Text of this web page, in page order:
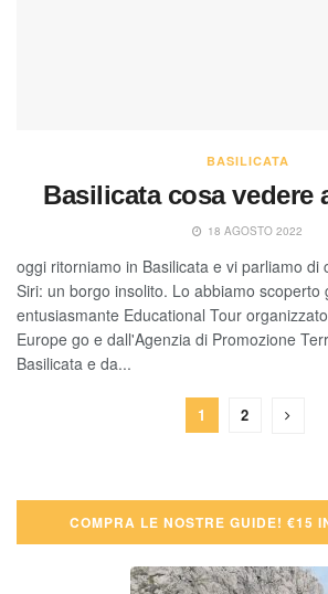
BASILICATA
Basilicata cosa vedere
18 AGOSTO 2022
oggi ritorniamo in Basilicata e vi parliamo di
Siri: un borgo insolito. Lo abbiamo scoperto
entusiasmante Educational Tour
Europe go e dall'Agenzia di Promozione
Basilicata e da...
1 2
COMPRA LE NOSTRE GUIDE! €15